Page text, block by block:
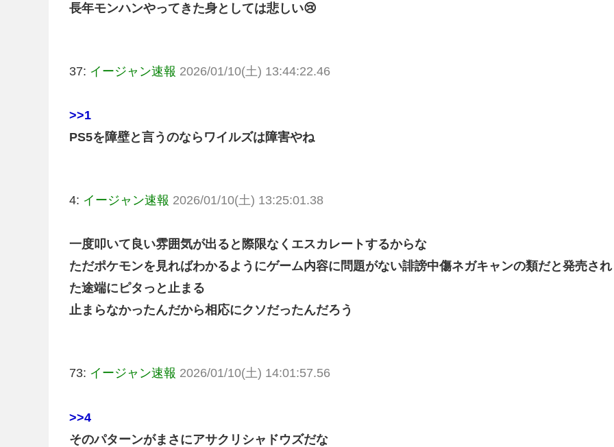
長年モンハンやってきた身としては悲しい😢
37: イージャン速報 2026/01/10(土) 13:44:22.46
>>1
PS5を障壁と言うのならワイルズは障害やね
4: イージャン速報 2026/01/10(土) 13:25:01.38
一度叩いて良い雰囲気が出ると際限なくエスカレートするからな
ただポケモンを見ればわかるようにゲーム内容に問題がない誹謗中傷ネガキャンの類だと発売され
た途端にピタっと止まる
止まらなかったんだから相応にクソだったんだろう
73: イージャン速報 2026/01/10(土) 14:01:57.56
>>4
そのパターンがまさにアサクリシャドウズだな